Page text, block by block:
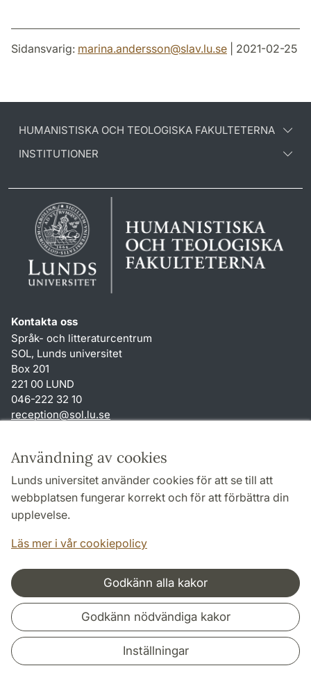
Användning av cookies
Lunds universitet använder cookies för att se till att
webbplatsen fungerar korrekt och för att förbättra din
upplevelse.
Läs mer i vår cookiepolicy
Godkänn alla kakor
Godkänn nödvändiga kakor
Inställningar
Sidansvarig: marina.andersson@slav.lu.se | 2021-02-25
HUMANISTISKA OCH TEOLOGISKA FAKULTETERNA
INSTITUTIONER
Kontakta oss
Språk- och litteraturcentrum
SOL, Lunds universitet
Box 201
221 00 LUND
046-222 32 10
reception@sol.lu.se
Genvägar
Om webbplatsen och cookies
Behandling av personuppgifter
Tillgänglighetsredogörelse
Samarbeten och nätverk